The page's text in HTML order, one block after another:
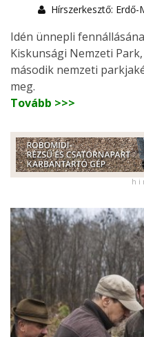
Hírszerkesztő: Erdő-
Idén ünnepli
Kiskunsági Nemzeti
második nemzeti
meg.
Tovább >>>
h i